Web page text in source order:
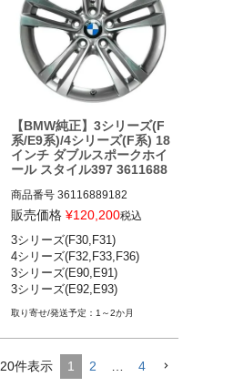
【BMW純正】3シリーズ(F
系/E9系)/4シリーズ(F系) 18
インチ ダブルスポークホイ
ール スタイル397 3611688
商品番号 36116889182
36116889182
BMW 3シリーズ(F30,F31) 12-19
BMW 4シリーズ(F32,F33,F36) 1
3-20
BMW 3シリーズ(E90,E91) 05-1
2
2
販売価格 ¥120,200税込
3シリーズ(F30,F31)
4シリーズ(F32,F33,F36)
3シリーズ(E90,E91)
3シリーズ(E92,E93)
1～2か月
20件表示 1 2 … 4